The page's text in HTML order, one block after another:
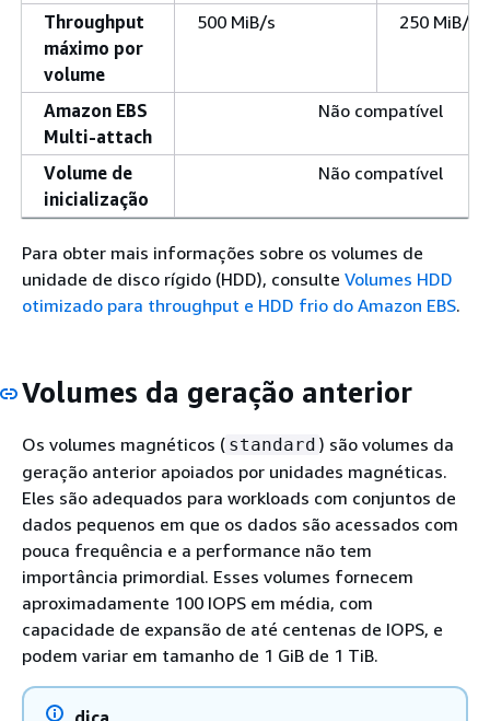
Throughput
máximo por
volume
500 MiB/s 250 MiB/s
Amazon EBS
Multi-attach
Não compatível
Volume de
inicialização
Não compatível
Para obter mais informações sobre os volumes de
unidade de disco rígido (HDD), consulte Volumes HDD
otimizado para throughput e HDD frio do Amazon EBS.
Volumes da geração anterior
Os volumes magnéticos ( standard ) são volumes da
geração anterior apoiados por unidades magnéticas.
Eles são adequados para workloads com conjuntos de
dados pequenos em que os dados são acessados com
pouca frequência e a performance não tem
importância primordial. Esses volumes fornecem
aproximadamente 100 IOPS em média, com
capacidade de expansão de até centenas de IOPS, e
podem variar em tamanho de 1 GiB de 1 TiB.